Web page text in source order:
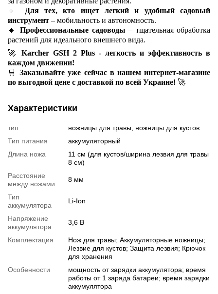
🔸
Для тех, кто ищет легкий и удобный садовый
инструмент – мобильность и автономность.
🔸 Профессиональные садоводы – тщательная обработка
растений для идеального внешнего вида.
🚀 Karcher GSH 2 Plus - легкость и эффективность в
каждом движении!
🛒Заказывайте уже сейчас в нашем интернет-магазине
по выгодной цене с доставкой по всей Украине! 🚀
Характеристики
тип
ножницы для травы; ножницы для кустов
Тип питания
аккумуляторный
Длина ножа
11 см (для кустов/ширина лезвия для травы
8 см)
Расстояние
между ножами
8 мм
Тип
аккумулятора
Li-Ion
Напряжение
аккумулятора
3,6 В
Комплектация
Нож для травы; Аккумуляторные ножницы;
Лезвие для кустов; Защита лезвия; Крючок
для хранения
Особенности
мощность от зарядки аккумулятора; время
работы от 1 заряда батареи; время зарядки
аккумулятора